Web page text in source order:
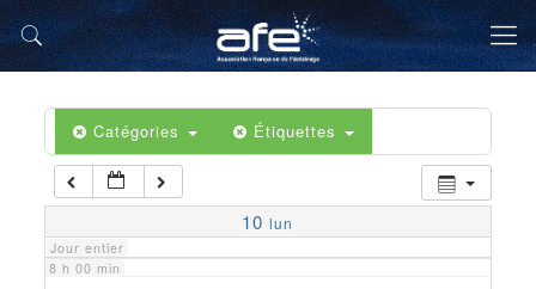
Catégories Étiquettes
10 lun
Jour entier
5 h 00 min
6 h 00 min
7 h 00 min
8 h 00 min